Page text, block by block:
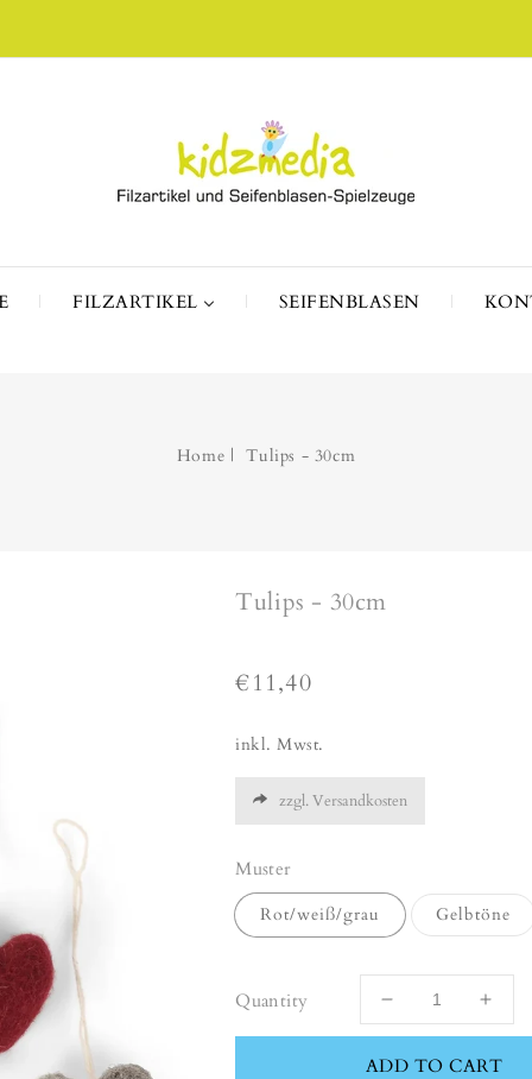
FILZARTIKEL SEIFENBLASEN
Home Tulips - 30cm
Tulips - 30cm
Regular
€11,40
inkl. Mwst.
zzgl. Versandkosten
Muster
Rot/weiß/grau Gelbtöne
Quantity
Decrease
quantity
for
for
ADD TO CART